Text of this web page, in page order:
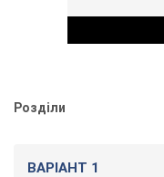
Розділи
ВАРІАНТ 1